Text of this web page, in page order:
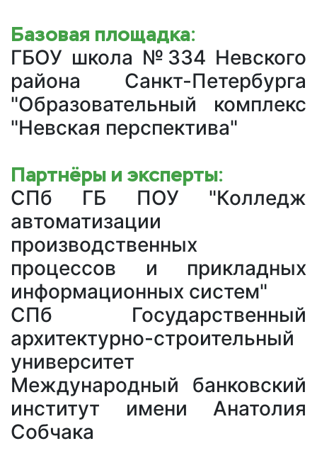
Базовая площадка:
ГБОУ школа №334 Невского
района Санкт-Петербурга
"Образовательный комплекс
"Невская перспектива"
Партнёры и эксперты:
СПб ГБ ПОУ "Колледж
автоматизации
производственных
процессов и прикладных
информационных систем"
СПб Государственный
архитектурно-строительный
университет
Международный банковский
институт имени Анатолия
Собчака